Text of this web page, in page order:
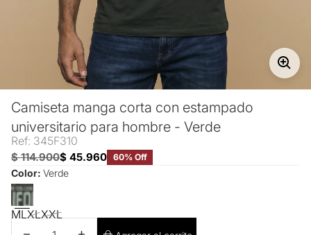
Camiseta manga corta con estampado
universitario para hombre - Verde
Ref: 345F310
$ 114.900$ 45.960 60% Off
Color: Verde
ML XLXXL